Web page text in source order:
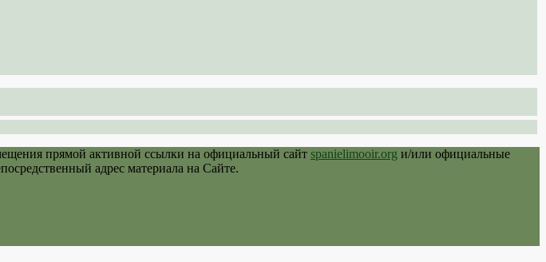
прямой активной ссылки на официальный сайт spanielimooir.org и/или официальные
адрес материала на Сайте.